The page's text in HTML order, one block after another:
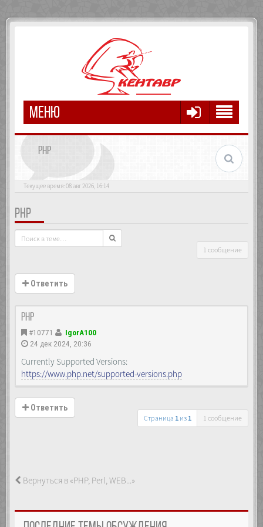
МЕНЮ
PHP
Текущее время: 08 авг 2026, 16:14
PHP
1 сообщение
Ответить
PHP
#10771
IgorA100
24 дек 2024, 20:36
Currently Supported Versions:
https://www.php.net/supported-versions.php
Ответить
Страница 1из 1 1 сообщение
Вернуться в «PHP, Perl, WEB...»